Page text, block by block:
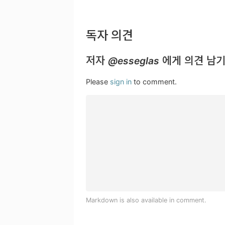
독자 의견
저자 @esseglas 에게 의견 남
Please sign in to comment.
Markdown is also available in comment.